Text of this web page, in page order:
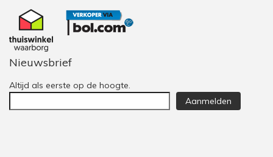
Nieuwsbrief
Altijd als eerste op de hoogte.
Aanmelden